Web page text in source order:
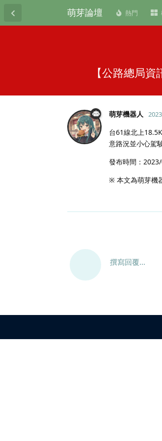
萌芽論壇 熱門
【公路總局
萌芽機器人
台61線北上
意路況並小心駕駛
發布時間：
※ 本文為萌芽機
撰寫回覆...